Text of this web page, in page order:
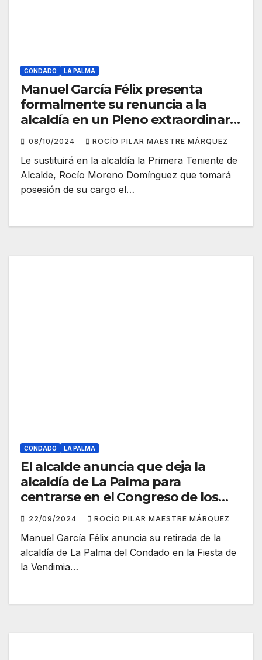
CONDADO LA PALMA
Manuel García Félix presenta
formalmente su renuncia a la
alcaldía en un Pleno extraordinario
celebrado este lunes
08/10/2024 ROCÍO PILAR MAESTRE MÁRQUEZ
Le sustituirá en la alcaldía la Primera Teniente de
Alcalde, Rocío Moreno Domínguez que tomará
posesión de su cargo el…
CONDADO LA PALMA
El alcalde anuncia que deja la
alcaldía de La Palma para
centrarse en el Congreso de los
Diputados
22/09/2024 ROCÍO PILAR MAESTRE MÁRQUEZ
Manuel García Félix anuncia su retirada de la
alcaldía de La Palma del Condado en la Fiesta de
la Vendimia…